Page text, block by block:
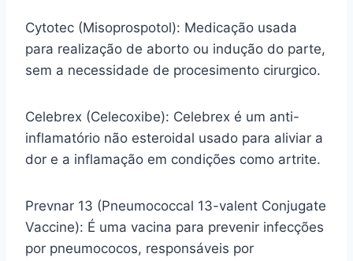
Cytotec (Misoprospotol): Medicação usada
para realização de aborto ou indução do parte,
sem a necessidade de procesimento cirurgico.
Celebrex (Celecoxibe): Celebrex é um anti-
inflamatório não esteroidal usado para aliviar a
dor e a inflamação em condições como artrite.
Prevnar 13 (Pneumococcal 13-valent Conjugate
Vaccine): É uma vacina para prevenir infecções
por pneumococos, responsáveis por